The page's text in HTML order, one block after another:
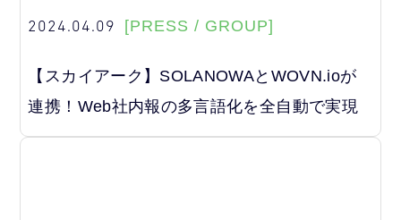
2024.04.09 [PRESS / GROUP]
【スカイアーク】SOLANOWAとWOVN.ioが
連携！Web社内報の多言語化を全自動で実現